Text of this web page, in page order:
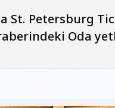
Petersburg
Oda